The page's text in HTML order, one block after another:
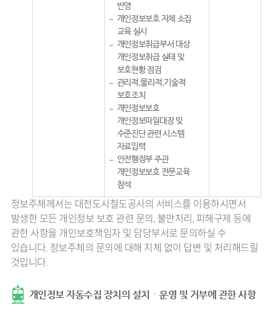
반영
개인정보보호 자체 소집
교육 실시
개인정보취급부서 대상
개인정보취급 실태 및
보호현황 점검
관리적,물리적,기술적
보호조치
개인정보보호
개인정보파일대장 및
수준진단 관련 시스템
자료입력
안전행정부 주관
개인정보보호 전문교육
참석
정보주체께서는 대전도시철도공사의 서비스를 이용하시면서
발생한 모든 개인정보 보호 관련 문의, 불만처리, 피해구제 등에
관한 사항을 개인보호책임자 및 담당부서로 문의하실 수
있습니다. 정보주체의 문의에 대해 지체 없이 답변 및 처리해드릴
것입니다.
개인정보 자동수집 장치의 설치ㆍ운영 및 거부에 관한 사항